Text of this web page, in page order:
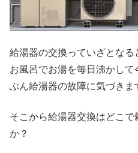
給湯器の交換っていざとなる
お風呂でお湯を毎日沸かし
ぶん給湯器の故障に気づきま
そこから給湯器交換はどこ
か？